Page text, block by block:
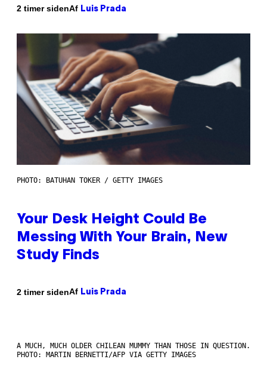
2 timer sidenAf Luis Prada
PHOTO: BATUHAN TOKER / GETTY IMAGES
Your Desk Height Could Be
Messing With Your Brain, New
Study Finds
2 timer sidenAf Luis Prada
A MUCH, MUCH OLDER CHILEAN MUMMY THAN THOSE IN QUESTION.
PHOTO: MARTIN BERNETTI/AFP VIA GETTY IMAGES